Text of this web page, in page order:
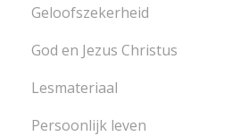
Geloofszekerheid
God en Jezus Christus
Lesmateriaal
Persoonlijk leven